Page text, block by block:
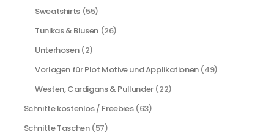
Sweatshirts (55)
Tunikas & Blusen (26)
Unterhosen (2)
Vorlagen für Plot Motive und Applikationen (49)
Westen, Cardigans & Pullunder (22)
Schnitte kostenlos / Freebies (63)
Schnitte Taschen (57)